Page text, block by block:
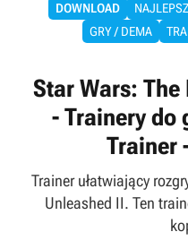
DOWNLOAD
GRY / DEMA
Star Wars: The
- Trainery do
Trainer
Trainer ułatwiający
Unleashed II. Ten